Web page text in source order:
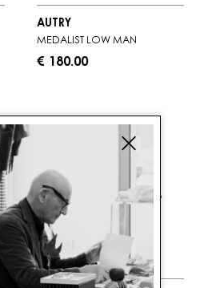
AUTRY
MEDALIST LOW MAN
€ 180.00
NUOVI ARRIVI